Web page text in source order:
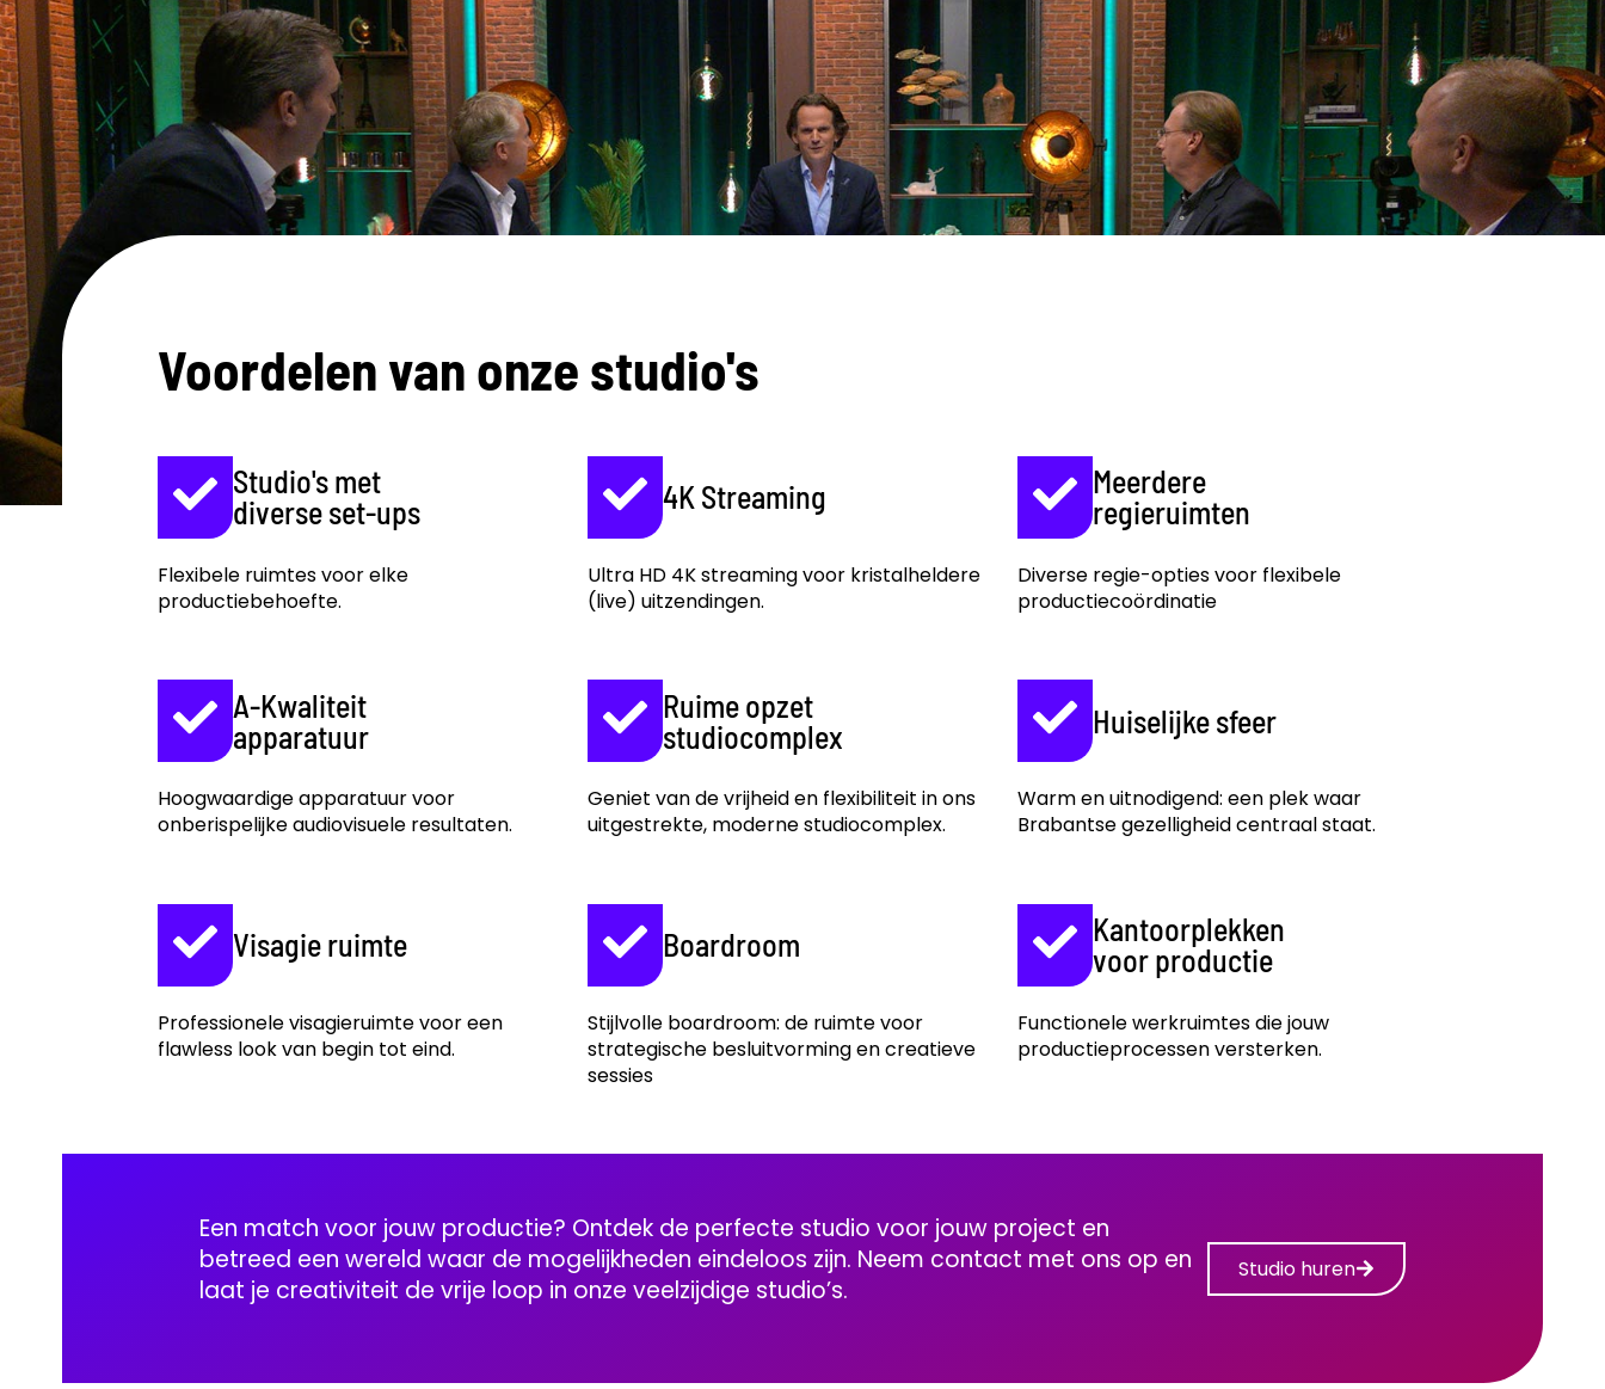
Voordelen van onze studio's
Studio's met
diverse set-ups
4K Streaming
Meerdere
regieruimten
Flexibele ruimtes voor elke
productiebehoefte.
Ultra HD 4K streaming voor kristalheldere
(live) uitzendingen.
Diverse regie-opties voor flexibele
productiecoördinatie
A-Kwaliteit
apparatuur
Ruime opzet
studiocomplex
Huiselijke sfeer
Hoogwaardige apparatuur voor
onberispelijke audiovisuele resultaten.
Geniet van de vrijheid en flexibiliteit in ons
uitgestrekte, moderne studiocomplex.
Warm en uitnodigend: een plek waar
Brabantse gezelligheid centraal staat.
Visagie ruimte Boardroom
Kantoorplekken
voor productie
Professionele visagieruimte voor een
flawless look van begin tot eind.
Stijlvolle boardroom: de ruimte voor
strategische besluitvorming en creatieve
sessies
Functionele werkruimtes die jouw
productieprocessen versterken.
Een match voor jouw productie? Ontdek de perfecte studio voor jouw project en
betreed een wereld waar de mogelijkheden eindeloos zijn. Neem contact met ons op en
laat je creativiteit de vrije loop in onze veelzijdige studio’s.
Studio huren